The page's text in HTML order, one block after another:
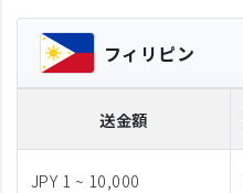
フィリピン
送金額
JPY 1 ~ 10,000